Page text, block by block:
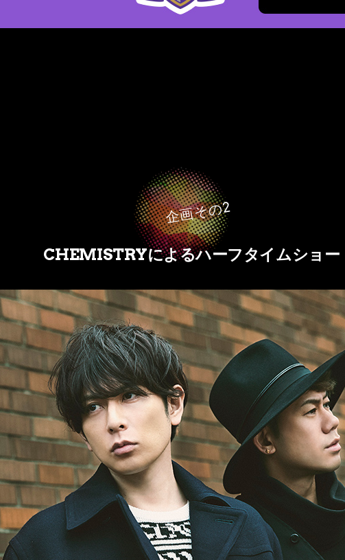
企画その2
CHEMISTRYによるハーフタイムショー